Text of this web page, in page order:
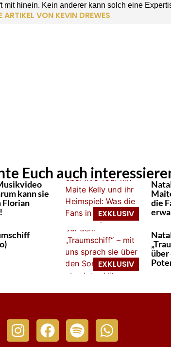
mit hinein. Kein anderer kann solch eine
VON KEVIN DREWES
Euch auch
kann sie
Florian
die
über